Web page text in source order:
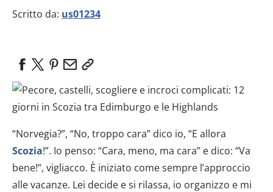
Scritto da: us01234
“Norvegia?”, “No, troppo cara” dico io, “E allora
Scozia!”. Io penso: “Cara, meno, ma cara” e dico: “Va
bene!”, vigliacco. È iniziato come sempre l’approccio
alle vacanze. Lei decide e si rilassa, io organizzo e mi